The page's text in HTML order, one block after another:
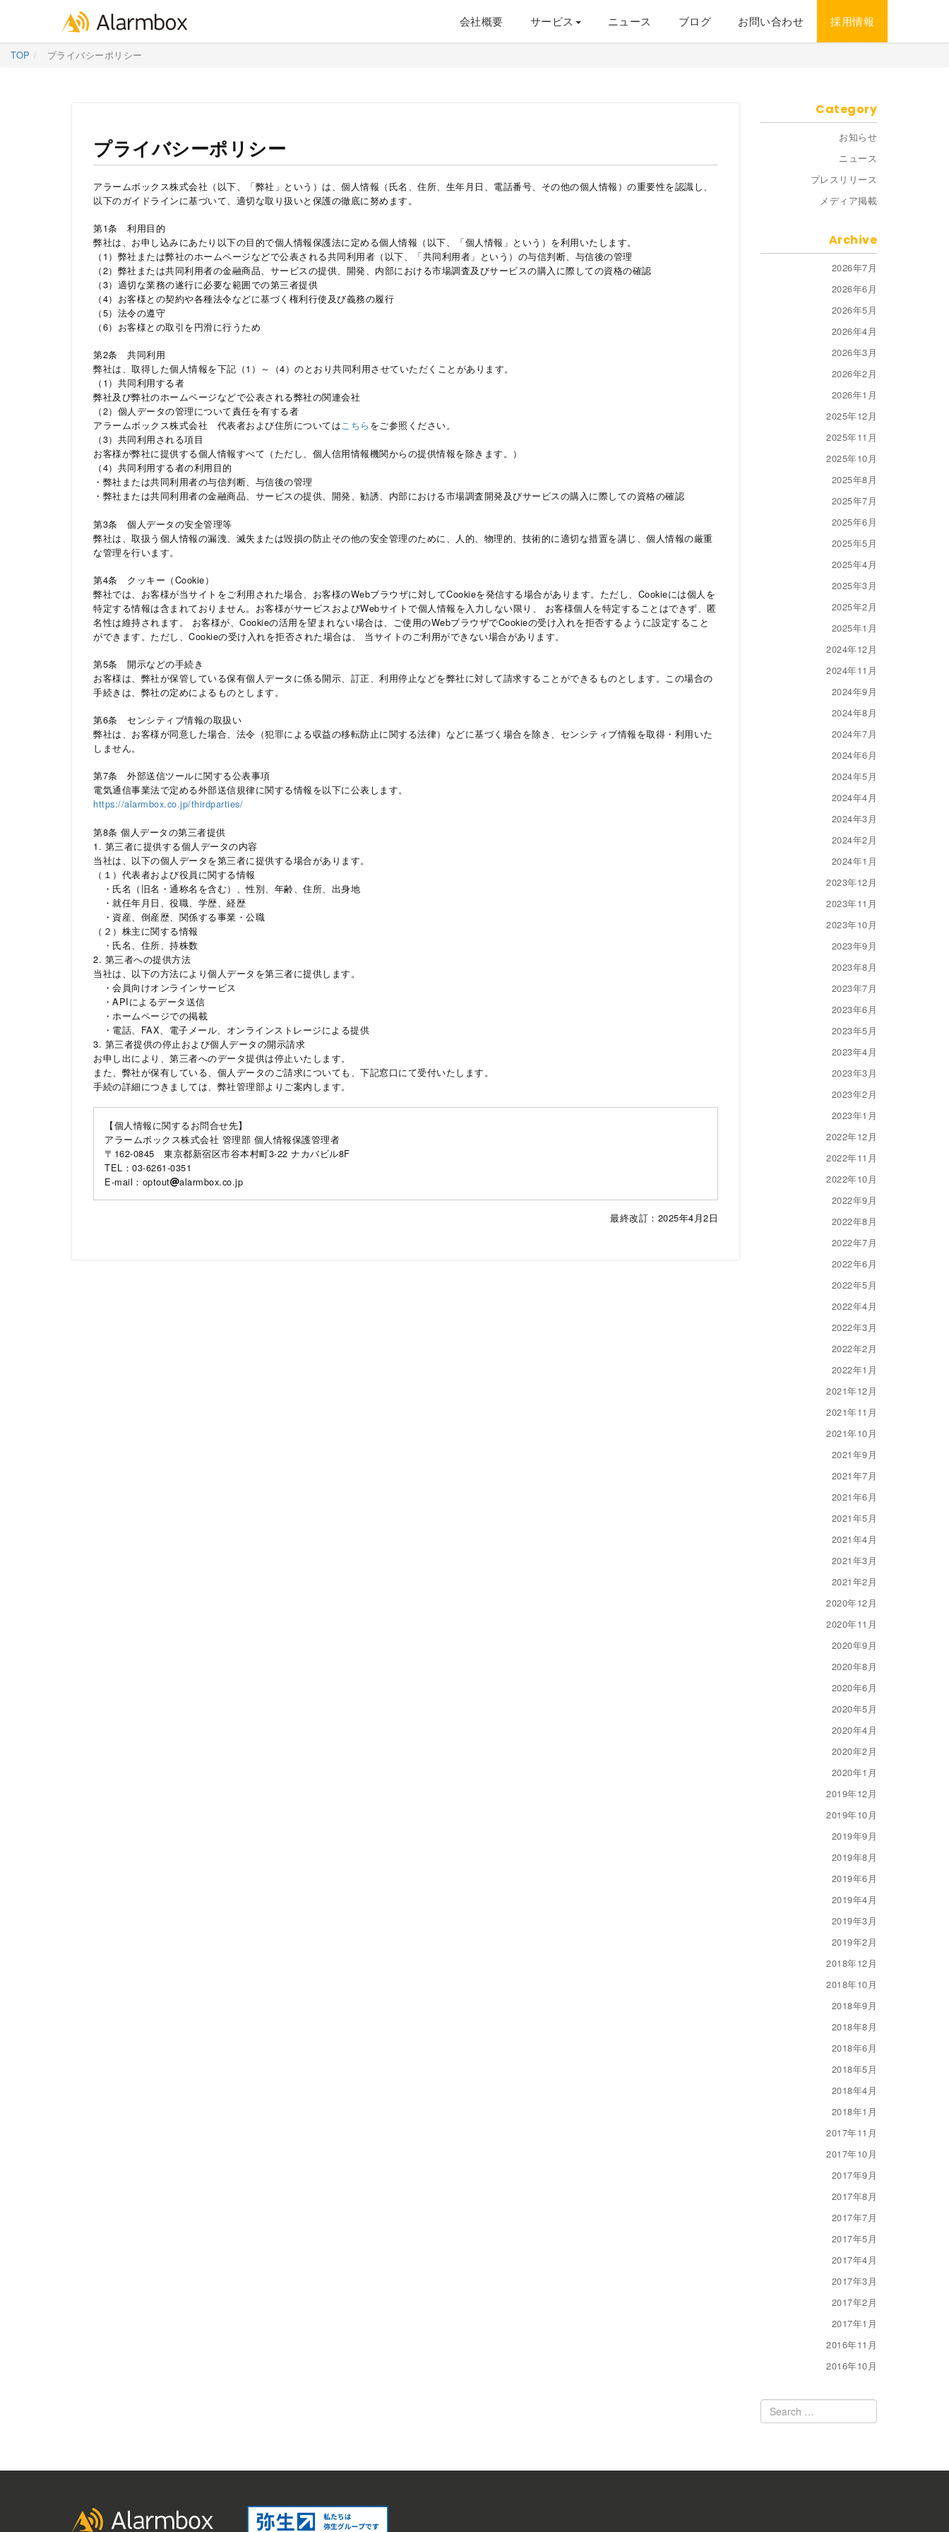
Skip
会社概要 サービス ニュース ブログ お問い合わせ 採用情報
TOP プライバシーポリシー
プライバシーポリシー
アラームボックス株式会社（以下、「弊社」という）は、個人情報（氏名、住所、生年月日、電話番号、その他の個人情報）の重要性を認識し、
以下のガイドラインに基づいて、適切な取り扱いと保護の徹底に努めます。
第1条 利用目的
弊社は、お申し込みにあたり以下の目的で個人情報保護法に定める個人情報（以下、「個人情報」という）を利用いたします。
（1）弊社または弊社のホームページなどで公表される共同利用者（以下、「共同利用者」という）の与信判断、与信後の管理
（2）弊社または共同利用者の金融商品、サービスの提供、開発、内部における市場調査及びサービスの購入に際しての資格の確認
（3）適切な業務の遂行に必要な範囲での第三者提供
（4）お客様との契約や各種法令などに基づく権利行使及び義務の履行
（5）法令の遵守
（6）お客様との取引を円滑に行うため
第2条 共同利用
弊社は、取得した個人情報を下記（1）～（4）のとおり共同利用させていただくことがあります。
（1）共同利用する者
弊社及び弊社のホームページなどで公表される弊社の関連会社
（2）個人データの管理について責任を有する者
アラームボックス株式会社 代表者および住所についてはこちら をご参照ください。
（3）共同利用される項目
お客様が弊社に提供する個人情報すべて（ただし、個人信用情報機関からの提供情報を除きます。）
（4）共同利用する者の利用目的
・弊社または共同利用者の与信判断、与信後の管理
・弊社または共同利用者の金融商品、サービスの提供、開発、勧誘、内部における市場調査開発及びサービスの購入に際しての資格の確認
第3条 個人データの安全管理等
弊社は、取扱う個人情報の漏洩、滅失または毀損の防止その他の安全管理のために、人的、物理的、技術的に適切な措置を講じ、個人情報の厳重
な管理を行います。
第4条 クッキー（Cookie）
弊社では、お客様が当サイトをご利用された場合、お客様のWebブラウザに対してCookieを発信する場合があります。ただし、Cookieには個人を
特定する情報は含まれておりません。お客様がサービスおよびWebサイトで個人情報を入力しない限り、 お客様個人を特定することはできず、匿
名性は維持されます。 お客様が、Cookieの活用を望まれない場合は、ご使用のWebブラウザでCookieの受け入れを拒否するように設定すること
ができます。ただし、Cookieの受け入れを拒否された場合は、 当サイトのご利用ができない場合があります。
第5条 開示などの手続き
お客様は、弊社が保管している保有個人データに係る開示、訂正、利用停止などを弊社に対して請求することができるものとします。この場合の
手続きは、弊社の定めによるものとします。
第6条 センシティブ情報の取扱い
弊社は、お客様が同意した場合、法令（犯罪による収益の移転防止に関する法律）などに基づく場合を除き、センシティブ情報を取得・利用いた
しません。
第7条 外部送信ツールに関する公表事項
電気通信事業法で定める外部送信規律に関する情報を以下に公表します。
https://alarmbox.co.jp/thirdparties/
第8条 個人データの第三者提供
1. 第三者に提供する個人データの内容
当社は、以下の個人データを第三者に提供する場合があります。
（１）代表者および役員に関する情報
・氏名（旧名・通称名を含む）、性別、年齢、住所、出身地
・就任年月日、役職、学歴、経歴
・資産、倒産歴、関係する事業・公職
（２）株主に関する情報
・氏名、住所、持株数
2. 第三者への提供方法
当社は、以下の方法により個人データを第三者に提供します。
・会員向けオンラインサービス
・APIによるデータ送信
・ホームページでの掲載
・電話、FAX、電子メール、オンラインストレージによる提供
3. 第三者提供の停止および個人データの開示請求
お申し出により、第三者へのデータ提供は停止いたします。
また、弊社が保有している、個人データのご請求についても、下記窓口にて受付いたします。
手続の詳細につきましては、弊社管理部よりご案内します。
【個人情報に関するお問合せ先】
アラームボックス株式会社 管理部 個人情報保護管理者
〒162-0845 東京都新宿区市谷本村町3-22 ナカバビル8F
TEL：03-6261-0351
E-mail：optout
alarmbox.co.jp
最終改訂：2025年4月2日
Category
お知らせ
ニュース
プレスリリース
メディア掲載
Archive
2026年7月
2026年6月
2026年5月
2026年4月
2026年3月
2026年2月
2026年1月
2025年12月
2025年11月
2025年10月
2025年8月
2025年7月
2025年6月
2025年5月
2025年4月
2025年3月
2025年2月
2025年1月
2024年12月
2024年11月
2024年9月
2024年8月
2024年7月
2024年6月
2024年5月
2024年4月
2024年3月
2024年2月
2024年1月
2023年12月
2023年11月
2023年10月
2023年9月
2023年8月
2023年7月
2023年6月
2023年5月
2023年4月
2023年3月
2023年2月
2023年1月
2022年12月
2022年11月
2022年10月
2022年9月
2022年8月
2022年7月
2022年6月
2022年5月
2022年4月
2022年3月
2022年2月
2022年1月
2021年12月
2021年11月
2021年10月
2021年9月
2021年7月
2021年6月
2021年5月
2021年4月
2021年3月
2021年2月
2020年12月
2020年11月
2020年9月
2020年8月
2020年6月
2020年5月
2020年4月
2020年2月
2020年1月
2019年12月
2019年10月
2019年9月
2019年8月
2019年6月
2019年4月
2019年3月
2019年2月
2018年12月
2018年10月
2018年9月
2018年8月
2018年6月
2018年5月
2018年4月
2018年1月
2017年11月
2017年10月
2017年9月
2017年8月
2017年7月
2017年5月
2017年4月
2017年3月
2017年2月
2017年1月
2016年11月
2016年10月